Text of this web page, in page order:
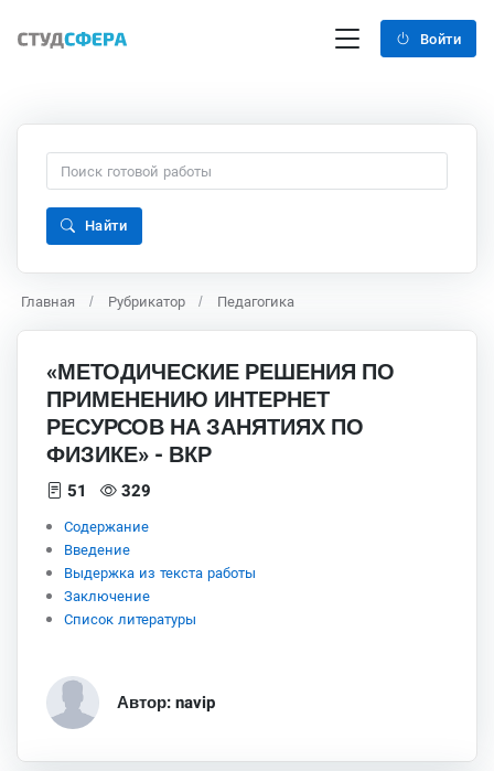
Войти
Найти
Главная Рубрикатор Педагогика
«МЕТОДИЧЕСКИЕ РЕШЕНИЯ ПО
ПРИМЕНЕНИЮ ИНТЕРНЕТ
РЕСУРСОВ НА ЗАНЯТИЯХ ПО
ФИЗИКЕ» - ВКР
51 329
Содержание
Введение
Выдержка из текста работы
Заключение
Список литературы
Автор: navip